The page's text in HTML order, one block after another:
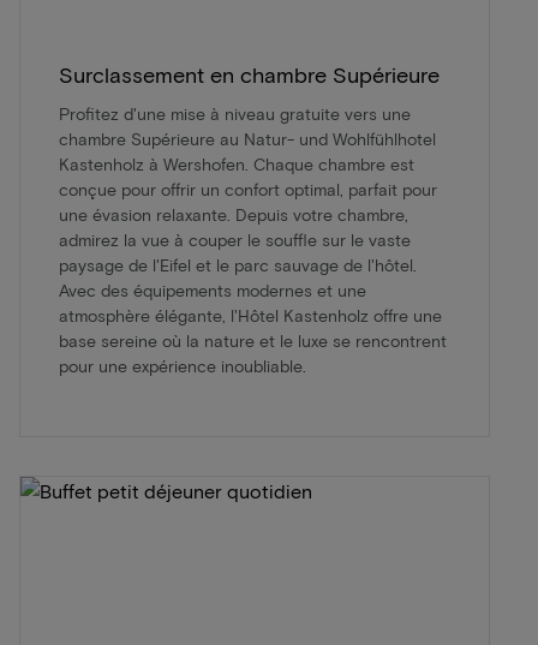
Surclassement en chambre Supérieure
Profitez d'une mise à niveau gratuite vers une
chambre Supérieure au Natur- und Wohlfühlhotel
Kastenholz à Wershofen. Chaque chambre est
conçue pour offrir un confort optimal, parfait pour
une évasion relaxante. Depuis votre chambre,
admirez la vue à couper le souffle sur le vaste
paysage de l'Eifel et le parc sauvage de l'hôtel.
Avec des équipements modernes et une
atmosphère élégante, l'Hôtel Kastenholz offre une
base sereine où la nature et le luxe se rencontrent
pour une expérience inoubliable.